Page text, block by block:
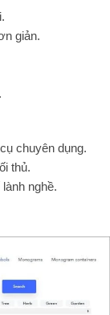
giản.
chuyên dụng.
thủ.
nghề.